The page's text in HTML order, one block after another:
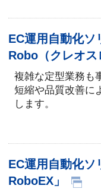
EC運用自動化
Robo（クレオス
複雑な定型業務も
短縮や品質改善に
します。
EC運用自動化
RoboEX」